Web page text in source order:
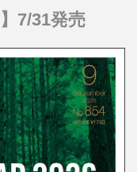
7/31発売